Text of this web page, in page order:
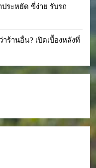
ระหยัด ขี่ง่าย รับรถ
ร้านอื่น? เปิดเบื้องหลังที่